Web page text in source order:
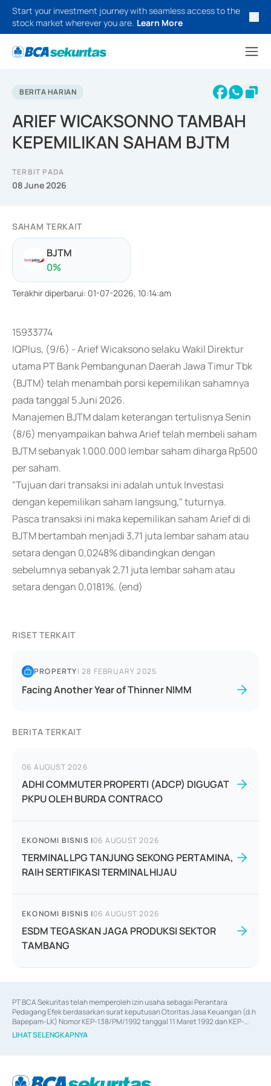
Start your investment journey with seamless access to the
stock market wherever you are. Learn More
BERITA HARIAN
ARIEF WICAKSONNO TAMBAH
KEPEMILIKAN SAHAM BJTM
TERBIT PADA
08 June 2026
SAHAM TERKAIT
BJTM
0%
Terakhir diperbarui: 01-07-2026, 10:14:am
15933774
IQPlus, (9/6) - Arief Wicaksono selaku Wakil Direktur
utama PT Bank Pembangunan Daerah Jawa Timur Tbk
(BJTM) telah menambah porsi kepemilikan sahamnya
pada tanggal 5 Juni 2026.
Manajemen BJTM dalam keterangan tertulisnya Senin
(8/6) menyampaikan bahwa Arief telah membeli saham
BJTM sebanyak 1.000.000 lembar saham diharga Rp500
per saham.
"Tujuan dari transaksi ini adalah untuk Investasi
dengan kepemilikan saham langsung," tuturnya.
Pasca transaksi ini maka kepemilikan saham Arief di di
BJTM bertambah menjadi 3,71 juta lembar saham atau
setara dengan 0,0248% dibandingkan dengan
sebelumnya sebanyak 2,71 juta lembar saham atau
setara dengan 0,0181%. (end)
RISET TERKAIT
PROPERTY|28 FEBRUARY 2025
Facing Another Year of Thinner NIMM
BERITA TERKAIT
06 AUGUST 2026
ADHI COMMUTER PROPERTI (ADCP) DIGUGAT
PKPU OLEH BURDA CONTRACO
EKONOMI BISNIS |06 AUGUST 2026
TERMINAL LPG TANJUNG SEKONG PERTAMINA,
RAIH SERTIFIKASI TERMINAL HIJAU
EKONOMI BISNIS |06 AUGUST 2026
ESDM TEGASKAN JAGA PRODUKSI SEKTOR
TAMBANG
PT BCA Sekuritas telah memperoleh izin usaha sebagai Perantara
Pedagang Efek berdasarkan surat keputusan Otoritas Jasa Keuangan (d.h
Bapepam-LK) Nomor KEP-138/PM/1992 tanggal 11 Maret 1992 dan KEP-
06/D.04/2014 tanggal 28 Februari 2014, izin usaha sebagai Penjamin Emisi
Efek berdasarkan surat keputusan Otoritas Jasa Keuangan Nomor KEP-
berdasarkan surat keputusan Otoritas Jasa Keuangan Nomor S-
LIHAT SELENGKAPNYA